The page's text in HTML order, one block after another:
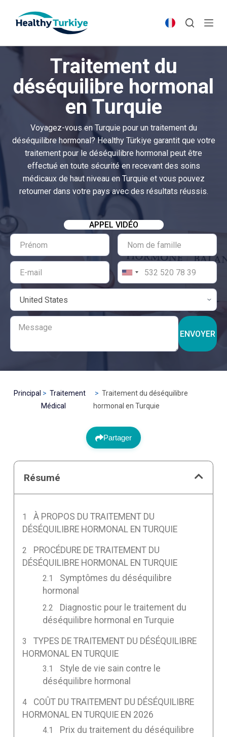
p
c
o
e
Traitement du
déséquilibre hormonal
en Turquie
Voyagez-vous en Turquie pour un traitement du
déséquilibre hormonal? Healthy Türkiye garantit que votre
traitement pour le déséquilibre hormonal peut être
effectué en toute sécurité en recevant des soins
médicaux de haut niveau en Turquie et vous pouvez
retourner dans votre pays avec des résultats réussis.
APPEL VIDÉO
ENVOYER
Principal
Traitement
Médical
Traitement du déséquilibre
hormonal en Turquie
Partager
Résumé
À PROPOS DU TRAITEMENT DU
DÉSÉQUILIBRE HORMONAL EN TURQUIE
PROCÉDURE DE TRAITEMENT DU
DÉSÉQUILIBRE HORMONAL EN TURQUIE
Symptômes du déséquilibre
hormonal
Diagnostic pour le traitement du
déséquilibre hormonal en Turquie
TYPES DE TRAITEMENT DU DÉSÉQUILIBRE
HORMONAL EN TURQUIE
Style de vie sain contre le
déséquilibre hormonal
COÛT DU TRAITEMENT DU DÉSÉQUILIBRE
HORMONAL EN TURQUIE EN 2026
Prix du traitement du déséquilibre